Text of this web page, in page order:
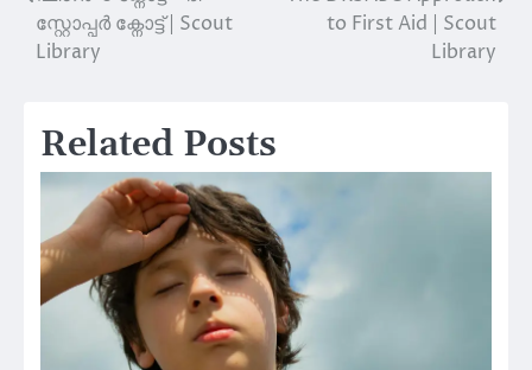
navigation
സ്റ്റോപ്പർ ക്നോട്ട് | Scout
Library
to First Aid | Scout
Library
Related Posts